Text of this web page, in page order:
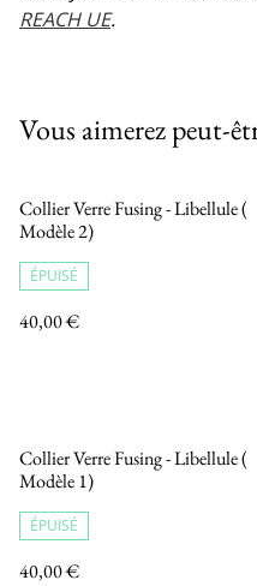
REACH UE.
Vous aimerez peut-
Collier Verre Fusing - Libellule (
Modèle 2)
ÉPUISÉ
40,00 €
Collier Verre Fusing - Libellule (
Modèle 1)
ÉPUISÉ
40,00 €